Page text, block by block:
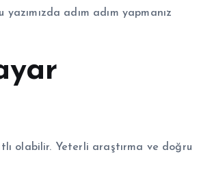
adım adım yapmanız
olabilir. Yeterli araştırma ve doğru